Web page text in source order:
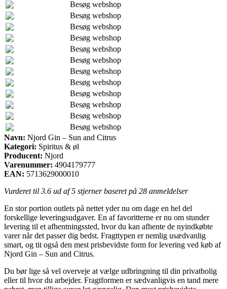
Besøg webshop
Besøg webshop
Besøg webshop
Besøg webshop
Besøg webshop
Besøg webshop
Besøg webshop
Besøg webshop
Besøg webshop
Besøg webshop
Besøg webshop
Besøg webshop
Navn: Njord Gin – Sun and Citrus
Kategori: Spiritus & øl
Producent: Njord
Varenummer: 4904179777
EAN: 5713629000010
Vurderet til 3.6 ud af 5 stjerner baseret på 28 anmeldelser
En stor portion outlets på nettet yder nu om dage en hel del
forskellige leveringsudgaver. En af favoritterne er nu om stunder
levering til et afhentningssted, hvor du kan afhente de nyindkøbte
varer når det passer dig bedst. Fragttypen er nemlig usædvanlig
smart, og tit også den mest prisbevidste form for levering ved køb af
Njord Gin – Sun and Citrus.
Du bør lige så vel overveje at vælge udbringning til din privatbolig
eller til hvor du arbejder. Fragtformen er sædvanligvis en tand mere